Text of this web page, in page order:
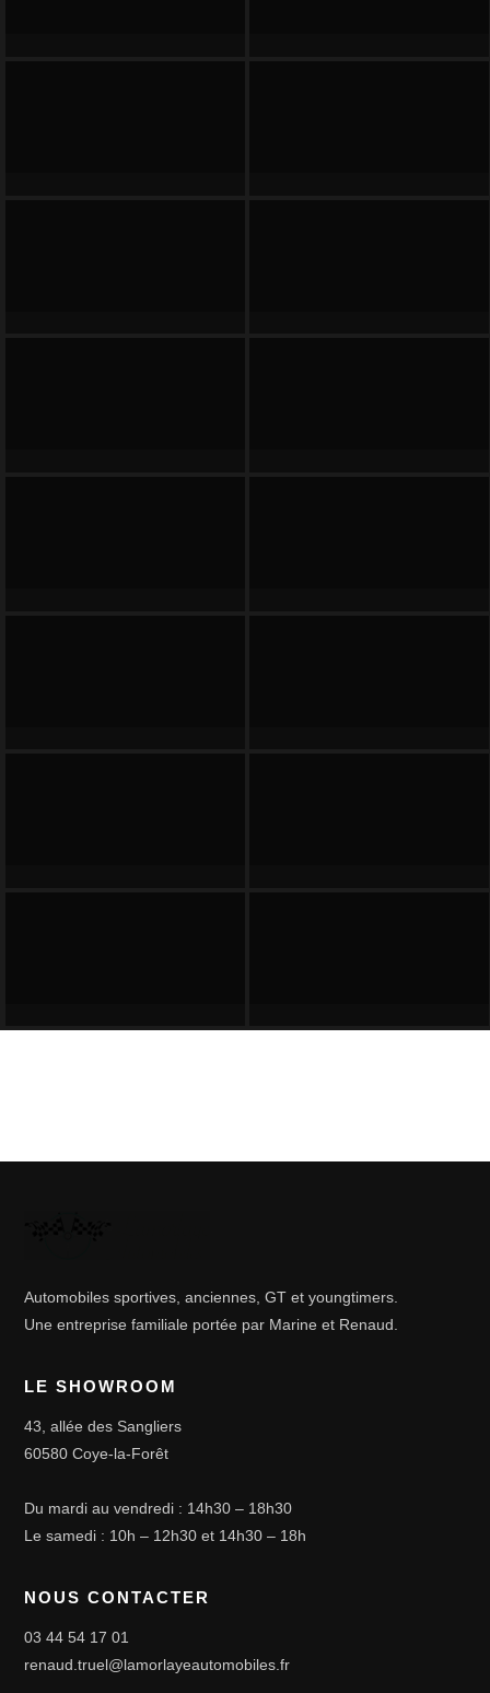
Automobiles sportives, anciennes, GT et youngtimers.
Une entreprise familiale portée par Marine et Renaud.
LE SHOWROOM
43, allée des Sangliers
60580 Coye-la-Forêt
Du mardi au vendredi : 14h30 – 18h30
Le samedi : 10h – 12h30 et 14h30 – 18h
NOUS CONTACTER
03 44 54 17 01
renaud.truel@lamorlayeautomobiles.fr